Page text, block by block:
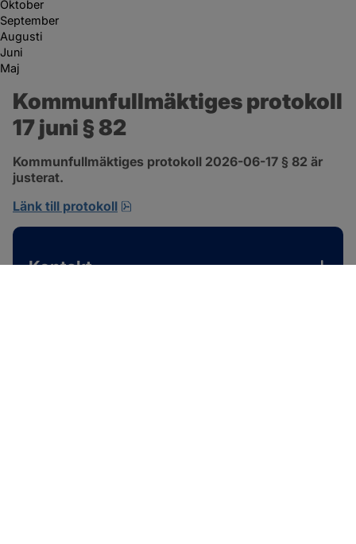
Oktober
September
Augusti
Juni
Maj
Kommunfullmäktiges protokoll
17 juni § 82
Kommunfullmäktiges protokoll 2026-06-17 § 82 är
justerat.
Länk till protokoll
Kontakt